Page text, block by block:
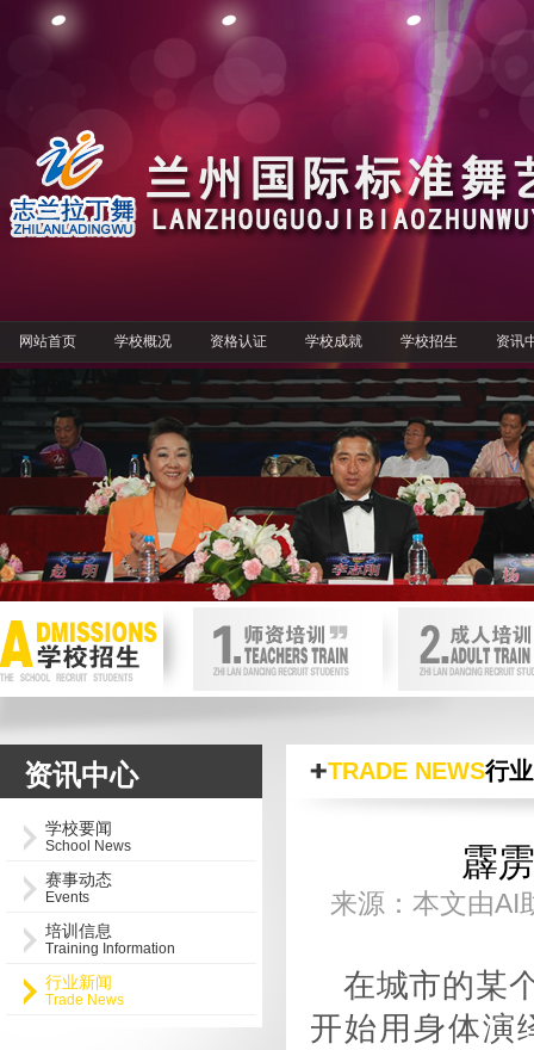
网站首页 学校概况 资格认证 学校成就 学校招生 资讯
首页内页轮换图
null
资讯中心
学校要闻
School News
赛事动态
Events
培训信息
Training Information
行业新闻
Trade News
TRADE NEWS行
霹
来源：本文由AI
在城市的某
开始用身体